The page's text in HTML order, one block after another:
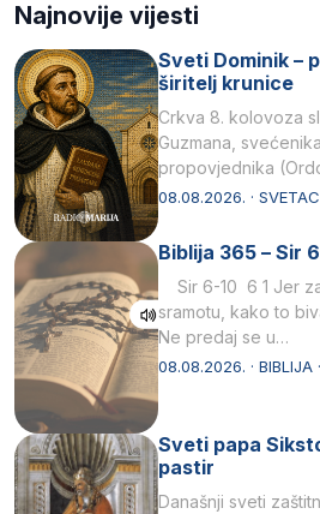
Najnovije vijesti
Sveti Dominik –
širitelj krunice
Crkva 8. kolovoza
Guzmana,
propovjednika
Svojim životom,
08.08.2026. ·
Biblija 365 – Sir
Sir 6-10 6 1 Jer
sramotu, kako to
Ne predaj se u…
08.08.2026. · BIBLIJA ·
Sveti papa
pastir
Današnji sveti